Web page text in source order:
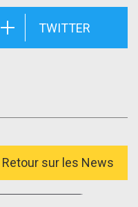
TWITTER
Retour sur les News